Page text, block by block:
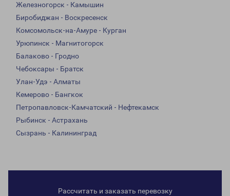
Железногорск - Камышин
Биробиджан - Воскресенск
Комсомольск-на-Амуре - Курган
Урюпинск - Магнитогорск
Балаково - Гродно
Чебоксары - Братск
Улан-Удэ - Алматы
Кемерово - Бангкок
Петропавловск-Камчатский - Нефтекамск
Рыбинск - Астрахань
Сызрань - Калининград
Рассчитать и заказать перевозку